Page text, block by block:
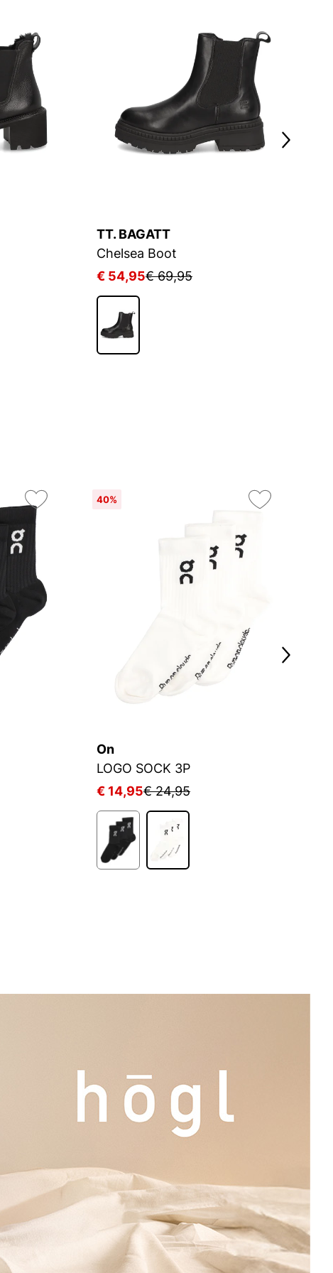
TT. BAGATT
Chelsea Boot
€ 54,95€ 69,95
40%
On
LOGO SOCK 3P
€ 14,95€ 24,95